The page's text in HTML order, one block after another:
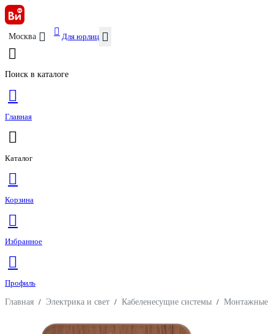
Москва Для юрлиц
Поиск в каталоге
Главная
Каталог
Корзина
Избранное
Профиль
Главная / Электрика и свет / Кабеленесущие системы / Монтажные